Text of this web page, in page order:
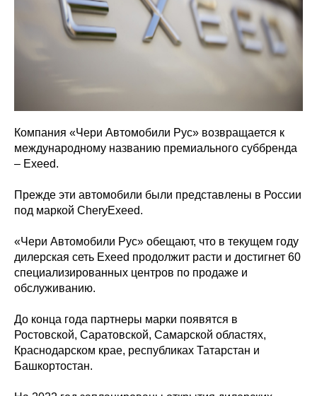
Компания «Чери Автомобили Рус» возвращается к
международному названию премиального суббренда
– Exeed.
Прежде эти автомобили были представлены в России
под маркой CheryExeed.
«Чери Автомобили Рус» обещают, что в текущем году
дилерская сеть Exeed продолжит расти и достигнет 60
специализированных центров по продаже и
обслуживанию.
До конца года партнеры марки появятся в
Ростовской, Саратовской, Самарской областях,
Краснодарском крае, республиках Татарстан и
Башкортостан.